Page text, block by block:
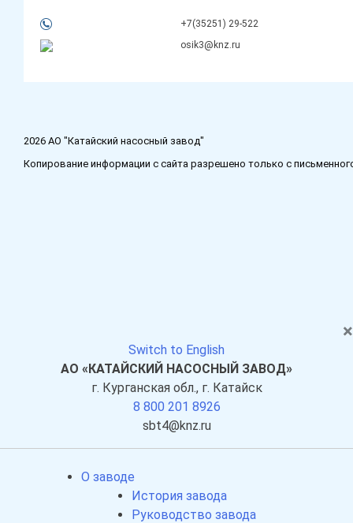
+7(35251) 29-522
osik3@knz.ru
2026 АО "Катайский насосный завод"
Копирование информации с сайта разрешено только с
×
Switch to English
АО «КАТАЙСКИЙ НАСОСНЫЙ ЗАВОД»
г. Курганская обл., г. Катайск
8 800 201 8926
sbt4@knz.ru
О заводе
История завода
Руководство завода